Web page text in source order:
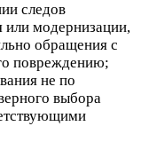
следов
или модернизации,
обращения с
повреждению;
не по
выбора